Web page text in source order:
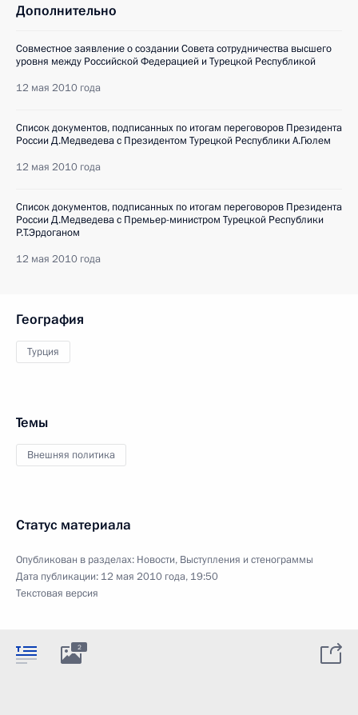
Дополнительно
Совместное заявление о создании Совета сотрудничества высшего
уровня между Российской Федерацией и Турецкой Республикой
12 мая 2010 года
Список документов, подписанных по итогам переговоров Президента
России Д.Медведева с Президентом Турецкой Республики А.Гюлем
12 мая 2010 года
Список документов, подписанных по итогам переговоров Президента
России Д.Медведева с Премьер-министром Турецкой Республики
Р.Т.Эрдоганом
12 мая 2010 года
География
Турция
Темы
Внешняя политика
Статус материала
Опубликован в разделах: Новости, Выступления и стенограммы
Дата публикации: 12 мая 2010 года, 19:50
Текстовая версия
2